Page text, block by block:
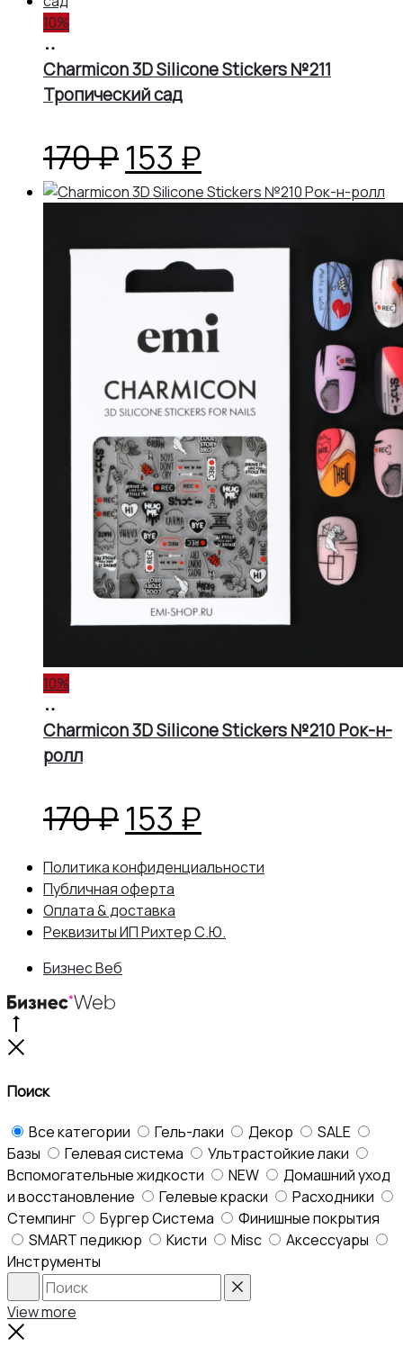
170 ₽.
10%
корзину
Charmicon 3D Silicone Stickers №211
Тропический сад
170₽Первоначальная
цена
составляла
170 ₽.
153 ₽
цена:
153 ₽.
10%
корзину
Charmicon 3D Silicone Stickers №210 Рок-н-
ролл
170₽Первоначальная
цена
составляла
153 ₽
цена:
Политика конфиденциальности
Публичная оферта
Оплата & доставка
Реквизиты ИП Рихтер С.Ю.
Бизнес Веб
Поиск
Все категории Гель-лаки Декор
SALE
Базы
Гелевая система
Ультрастойкие лаки
Вспомогательные жидкости
NEW
Домашний уход
и восстановление
Гелевые краски
Расходники
Стемпинг
Бургер Система
Финишные покрытия
SMART педикюр
Кисти Misc
Аксессуары
Инструменты
Search
View more